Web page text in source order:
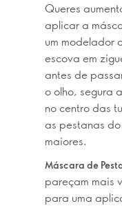
Queres
aplicar a
um modelador
escova em
antes de
o olho, segura
no centro das
as pestanas
maiores.
Máscara de
pareçam mais
para uma